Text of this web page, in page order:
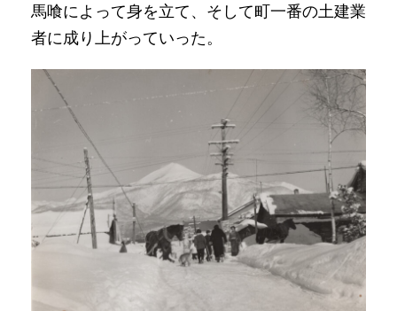
馬喰によって身を立て、そして町一番の土建業
者に成り上がっていった。